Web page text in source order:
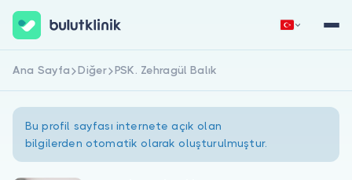
Hemen Kaydol
Ana Sayfa Diğer PSK. Zehragül Balık
Bu profil sayfası internete açık olan
bilgilerden otomatik olarak oluşturulmuştur.